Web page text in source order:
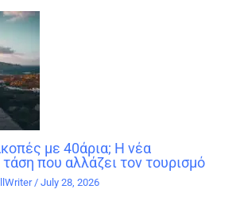
με 40άρια; Η νέα
τάση που αλλάζει τον τουρισμό
/July 28, 2026